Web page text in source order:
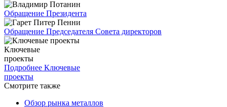
Обращение Президента
Обращение Председателя Совета директоров
Ключевые
проекты
Подробнее Ключевые
проекты
Смотрите также
Обзор рынка металлов